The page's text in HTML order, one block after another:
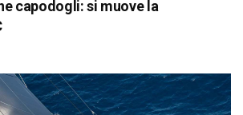
capodogli: si muove la